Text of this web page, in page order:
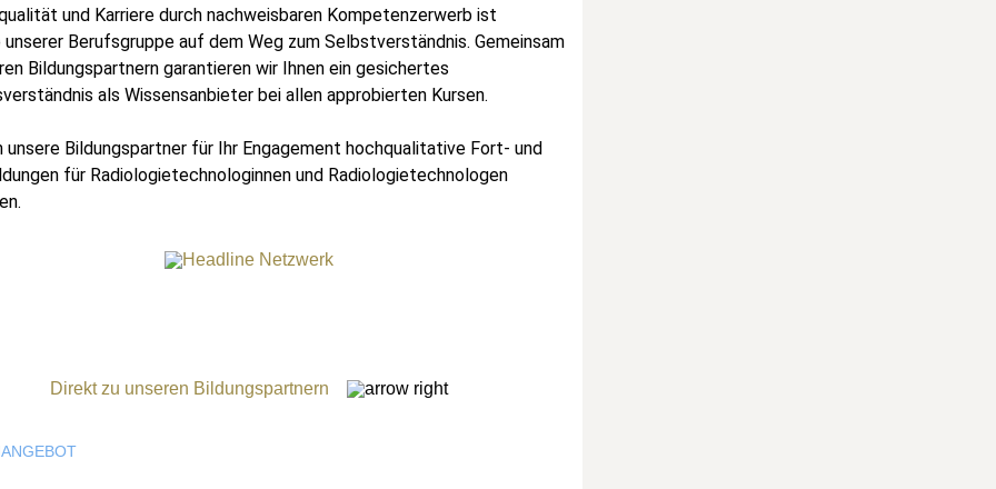
und Karriere durch nachweisbaren Kompetenzerwerb ist
unserer Berufsgruppe auf dem Weg zum Selbstverständnis. Gemeinsam
Bildungspartnern garantieren wir Ihnen ein gesichertes
als Wissensanbieter bei allen approbierten Kursen.
unsere Bildungspartner für Ihr Engagement hochqualitative Fort- und
für Radiologietechnologinnen und Radiologietechnologen
Direkt zu unseren Bildungspartnern